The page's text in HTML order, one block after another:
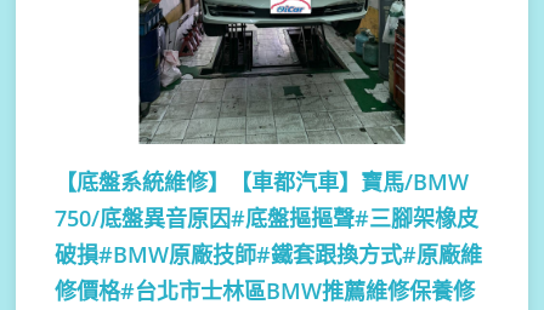
【底盤系統維修】
【車都汽車】寶馬/BMW
750/底盤異音原因#底盤摳摳聲#三腳架橡皮
破損#BMW原廠技師#鐵套跟換方式#原廠維
修價格#台北市士林區BMW推薦維修保養修